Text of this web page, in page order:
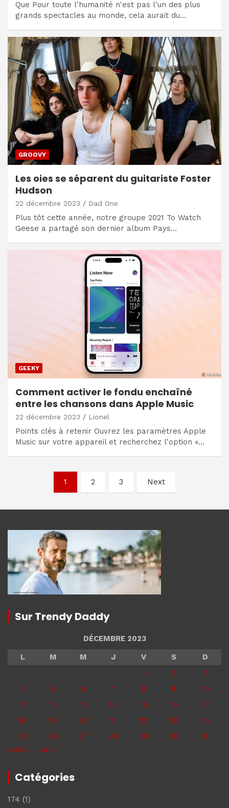
Que Pour toute l'humanité n'est pas l'un des plus
grands spectacles au monde, cela aurait du…
GROOVY
Les oies se séparent du guitariste Foster
Hudson
22 décembre 2023 Dad One
Plus tôt cette année, notre groupe 2021 To Watch
Geese a partagé son dernier album Pays…
GEEKY
Comment activer le fondu enchaîné
entre les chansons dans Apple Music
22 décembre 2023 Lionel
Points clés à retenir Ouvrez les paramètres Apple
Music sur votre appareil et recherchez l'option «…
Navigation
articles
1 2 3 Next
Sur Trendy Daddy
DÉCEMBRE 2023
L
M M J V S
D
1
2
3
4
5 6 7 8 9
10
11
12 13 14 15 16
17
18
19 20 21 22 23
24
25
26 27 28 29 30
31
« Nov
Jan »
Catégories
174 (1)